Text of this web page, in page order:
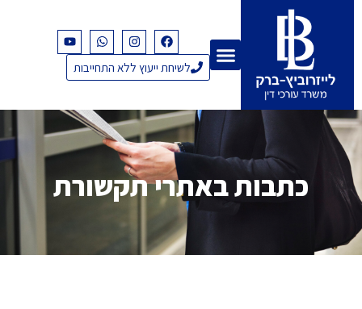
לשיחת ייעוץ ללא התחייבות
כתבות באתרי תקשורת